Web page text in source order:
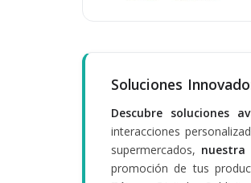
Soluciones
Descubre soluciones
interacciones
supermercados,
promoción de tus